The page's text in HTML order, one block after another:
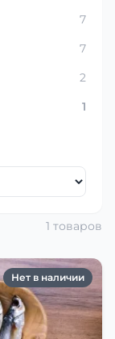
7
7
2
1
1 товаров
Нет в наличии